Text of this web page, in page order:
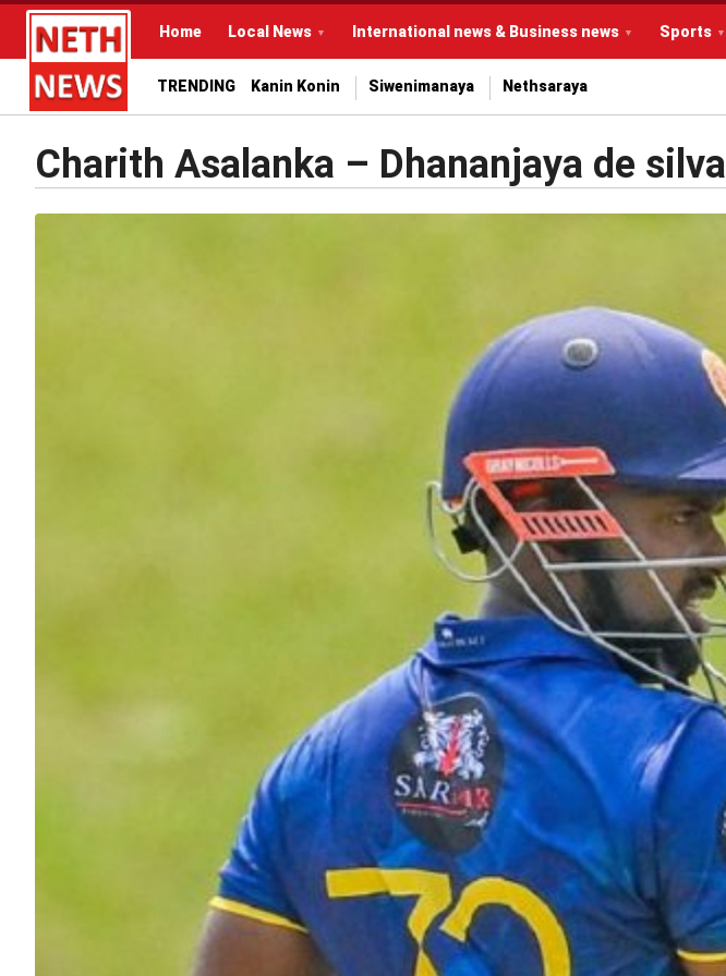
Home Local News International news & Business news Sports
TRENDING Kanin Konin Siwenimanaya Nethsaraya
Charith Asalanka – Dhananjaya de silva